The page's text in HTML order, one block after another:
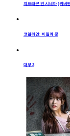
지드래곤 인 시네마 [위버
코렐라인: 비밀의 문
대부 2